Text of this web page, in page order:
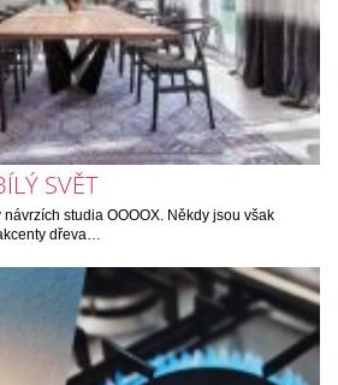
SVĚT
studia OOOOX. Někdy jsou však
dřeva…